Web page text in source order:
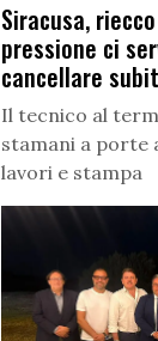
Siracusa,
pressione ci
cancellare
Il tecnico al
stamani a porte
lavori e stampa